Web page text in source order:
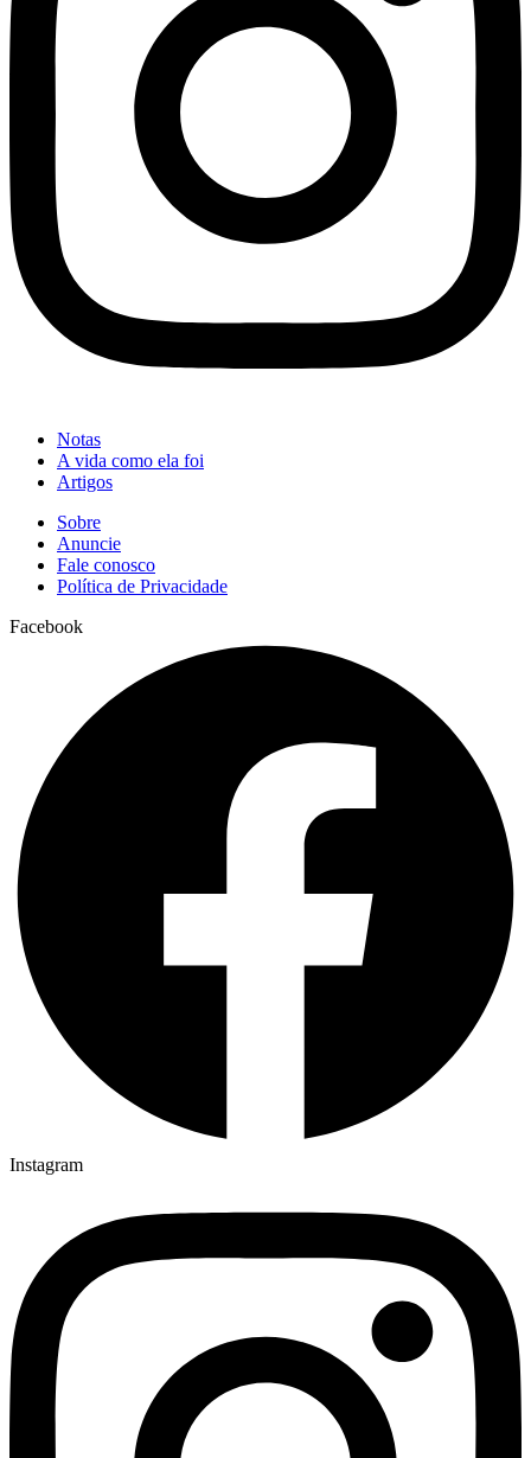
Notas
A vida como ela foi
Artigos
Sobre
Anuncie
Fale conosco
Política de Privacidade
Facebook
Instagram